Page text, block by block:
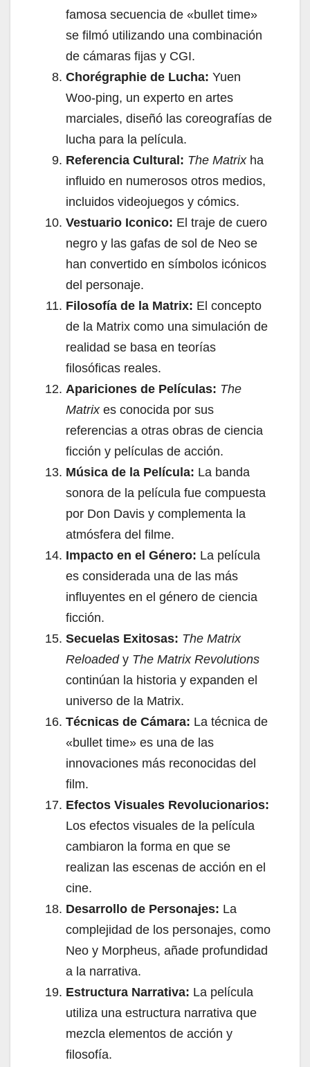
famosa secuencia de «bullet time»
se filmó utilizando una combinación
de cámaras fijas y CGI.
Chorégraphie de Lucha: Yuen
Woo-ping, un experto en artes
marciales, diseñó las coreografías de
lucha para la película.
Referencia Cultural: The Matrixha
influido en numerosos otros medios,
incluidos videojuegos y cómics.
Vestuario Iconico: El traje de cuero
negro y las gafas de sol de Neo se
han convertido en símbolos icónicos
del personaje.
Filosofía de la Matrix: El concepto
de la Matrix como una simulación de
realidad se basa en teorías
filosóficas reales.
Apariciones de Películas: The
Matrixes conocida por sus
referencias a otras obras de ciencia
ficción y películas de acción.
Música de la Película: La banda
sonora de la película fue compuesta
por Don Davis y complementa la
atmósfera del filme.
Impacto en el Género: La película
es considerada una de las más
influyentes en el género de ciencia
ficción.
Secuelas Exitosas: The Matrix
Reloadedy The Matrix Revolutions
continúan la historia y expanden el
universo de la Matrix.
Técnicas de Cámara: La técnica de
«bullet time» es una de las
innovaciones más reconocidas del
film.
Efectos Visuales Revolucionarios:
Los efectos visuales de la película
cambiaron la forma en que se
realizan las escenas de acción en el
cine.
Desarrollo de Personajes: La
complejidad de los personajes, como
Neo y Morpheus, añade profundidad
a la narrativa.
Estructura Narrativa: La película
utiliza una estructura narrativa que
mezcla elementos de acción y
filosofía.